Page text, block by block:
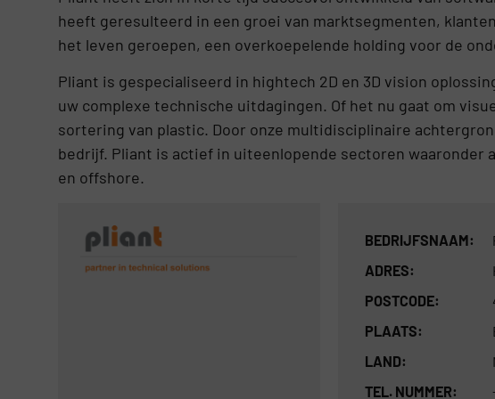
heeft geresulteerd in een groei van marktsegmenten,
het leven geroepen, een overkoepelende holding voor de
Pliant is gespecialiseerd in hightech 2D en 3D vision
uw complexe technische uitdagingen. Of het nu gaat om
sortering van plastic. Door onze multidisciplinaire
bedrijf. Pliant is actief in uiteenlopende sectoren waaronder
en offshore.
BEDRIJFSNAAM:
ADRES:
POSTCODE:
PLAATS:
LAND:
TEL. NUMMER: